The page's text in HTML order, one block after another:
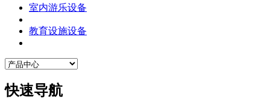
室内游乐设备
教育设施设备
快速导航